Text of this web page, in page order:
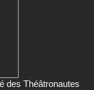
des Théâtronautes